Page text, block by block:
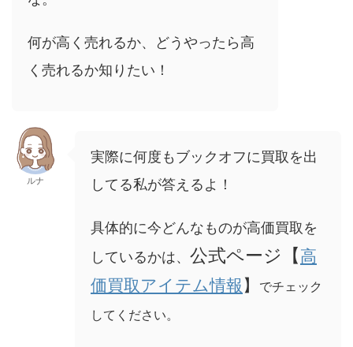
何が高く売れるか、どうやったら高
く売れるか知りたい！
ルナ
実際に何度もブックオフに買取を出
してる私が答えるよ！
具体的に今どんなものが高価買取を
しているかは、 公式ページ【高
価買取アイテム情報 】
でチェック
してください。